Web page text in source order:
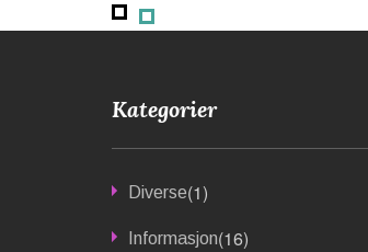
Kategorier
Diverse(1)
Informasjon(16)